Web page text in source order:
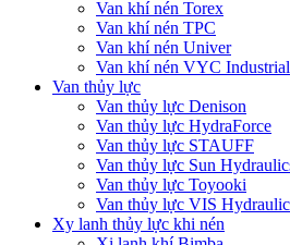
Van khí nén Torex
Van khí nén TPC
Van khí nén Univer
Van khí nén VYC Industrial
Van thủy lực
Van thủy lực Denison
Van thủy lực HydraForce
Van thủy lực STAUFF
Van thủy lực Sun
Van thủy lực Toyooki
Van thủy lực VIS
Xy lanh thủy lực khi nén